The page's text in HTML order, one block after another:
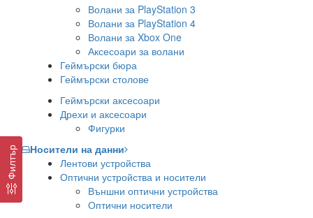
Волани за PlayStation 3
Волани за PlayStation 4
Волани за Xbox One
Аксесоари за волани
Геймърски бюра
Геймърски столове
Геймърски аксесоари
Дрехи и аксесоари
Фигурки
Носители на данни
Лентови устройства
Оптични устройства и носители
Външни оптични устройства
Оптични носители
Филтър